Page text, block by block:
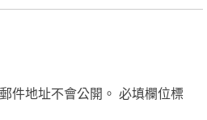
件地址不會公開。 必填欄位標